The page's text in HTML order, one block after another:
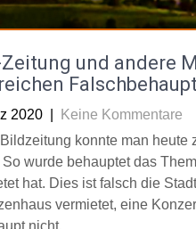
und andere
2020
Keine Kommentare
Bildzeitung konnte man
So wurde behauptet das
hat. Dies ist falsch die
vermietet, eine
nicht.